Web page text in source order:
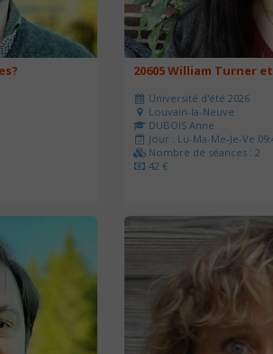
20605 William Turner
Université d'été 2026
Louvain-la-Neuve
DUBOIS Anne
Jour : Lu-Ma-Me-Je-Ve
Nombre de séances : 2
42 €